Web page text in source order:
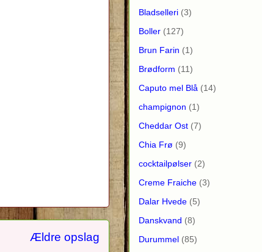
Ældre opslag
Bladselleri (3)
Boller (127)
Brun Farin (1)
Brødform (11)
Caputo mel Blå (14)
champignon (1)
Cheddar Ost (7)
Chia Frø (9)
cocktailpølser (2)
Creme Fraiche (3)
Dalar Hvede (5)
Danskvand (8)
Durummel (85)